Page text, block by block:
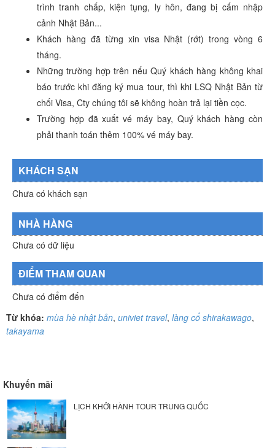
trình tranh chấp, kiện tụng, ly hôn, đang bị cấm nhập
cảnh Nhật Bản...
Khách hàng đã từng xin visa Nhật (rớt) trong vòng 6
tháng.
Những trường hợp trên nếu Quý khách hàng không khai
báo trước khi đăng ký mua tour, thì khi LSQ Nhật Bản từ
chối Visa, Cty chúng tôi sẽ không hoàn trả lại tiền cọc.
Trường hợp đã xuất vé máy bay, Quý khách hàng còn
phải thanh toán thêm 100% vé máy bay.
KHÁCH SẠN
Chưa có khách sạn
NHÀ HÀNG
Chưa có dữ liệu
ĐIỂM THAM QUAN
Chưa có điểm đến
Từ khóa: mùa hè nhật bản, univiet travel, làng cổ shirakawago,
takayama
Khuyến mãi
LỊCH KHỞI HÀNH TOUR TRUNG QUỐC